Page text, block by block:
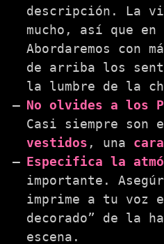
descripción. La
mucho, así que
Abordaremos
de arriba los
la lumbre de la
No olvides a los
Casi siempre son
vestidos , una
Especifica la
importante.
imprime a tu voz
decorado” de la
escena.